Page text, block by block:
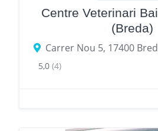
Centre Veterinari
(Breda)
5,0 (4)